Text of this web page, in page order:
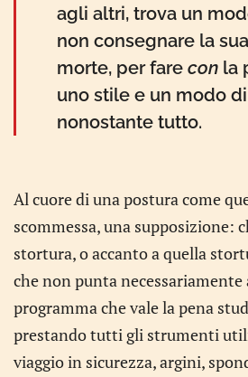
agli altri, trova un
non consegnare la
morte, per fare con la
uno stile e un modo
nonostante tutto.
Al cuore di una postura come
scommessa, una supposizione:
stortura, o accanto a quella
che non punta
programma che vale la pena
prestando tutti gli strumenti
viaggio in sicurezza, argini,